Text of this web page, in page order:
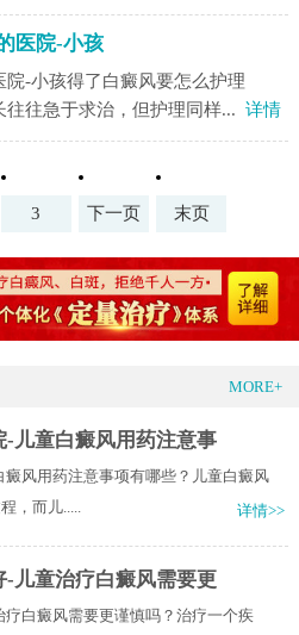
医院-小孩
-小孩得了白癜风要怎么护理
往急于求治，但护理同样... 详情
3 下一页 末页
MORE+
儿童白癜风用药注意事
风用药注意事项有哪些？儿童白癜风
，而儿.....
详情>>
儿童治疗白癜风需要更
白癜风需要更谨慎吗？治疗一个疾